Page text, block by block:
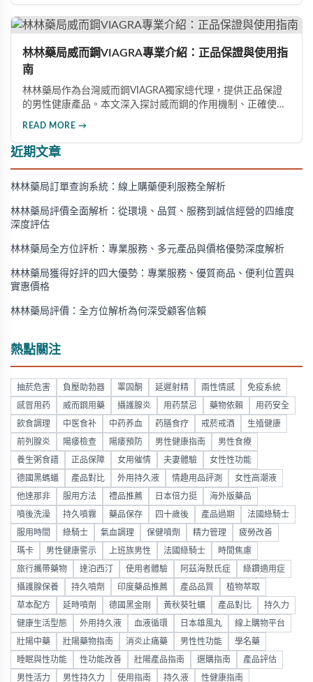
林林藥局威而鋼VIAGRA專業介紹：正品保證與使用指
南
林林藥局作為台灣威而鋼VIAGRA獨家總代理，提供正品保證
的男性健康產品。本文深入探討威而鋼的作用機制、正確使用
擇。
READ MORE →
近期文章
林林藥局訂單查詢系統：線上購藥便利服務全解析
林林藥局評價全面解析：從環境、品質、服務到誠信經營的四維度
深度評估
林林藥局全方位評析：專業服務、多元產品與價格優勢深度解析
林林藥局獲得好評的四大優勢：專業服務、優質商品、便利位置與
實惠價格
林林藥局評價：全方位解析為何深受顧客信賴
熱點關注
抽菸危害 負壓助勃器 睪固酮 延遲射精 兩性情感 免疫系統
感冒用药 威而鋼用藥 攝護腺炎 用药禁忌 藥物依賴 用药安全
飲食調理 中医食补 中药养血 药膳食疗 戒菸戒酒 生殖健康
前列腺炎 陽痿檢查 陽痿預防 男性健康指南 男性食療
養生粥食譜 正品保障 女用催情 夫妻體驗 女性性功能
德國黑螞蟻 產品對比 外用持久液 情趣用品評測 女性高潮液
他達那非 服用方法 禮品推薦 日本倍力挺 海外版藥品
噴後洗澡 持久噴霧 藥品保存 四十歲後 產品過期 法國綠騎士
服用時間 綠騎士 氣血調理 保健噴劑 精力管理 疲勞改善
瑪卡 男性健康警示 上班族男性 法國綠騎士 時間焦慮
旅行攜帶藥物 達泊西汀 使用者體驗 阿茲海默氏症 綠鑽適用症
攝護腺保養 持久噴劑 印度藥品推薦 產品品質 植物萃取
草本配方 延時噴劑 德國黑金剛 黃秋葵牡蠣 產品對比 持久力
健康生活型態 外用持久液 血液循環 日本雄風丸 線上購物平台
壯陽中藥 壯陽藥物指南 消炎止痛藥 男性性功能 學名藥
睡眠與性功能 性功能改善 壯陽產品指南 選購指南 產品評估
男性活力 男性持久力 使用指南 持久液 性健康指南